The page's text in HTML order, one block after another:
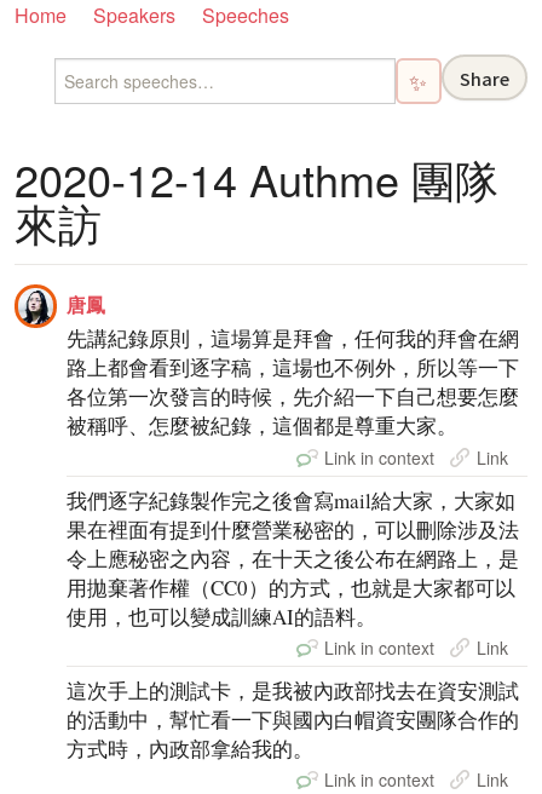
Home Speakers Speeches
✨ Share
2020-12-14 Authme 團隊
來訪
唐鳳
先講紀錄原則，這場算是拜會，任何我的拜會在網
路上都會看到逐字稿，這場也不例外，所以等一下
各位第一次發言的時候，先介紹一下自己想要怎麼
被稱呼、怎麼被紀錄，這個都是尊重大家。
Link in context Link
我們逐字紀錄製作完之後會寫mail給大家，大家如
果在裡面有提到什麼營業秘密的，可以刪除涉及法
令上應秘密之內容，在十天之後公布在網路上，是
用拋棄著作權（CC0）的方式，也就是大家都可以
使用，也可以變成訓練AI的語料。
Link in context Link
這次手上的測試卡，是我被內政部找去在資安測試
的活動中，幫忙看一下與國內白帽資安團隊合作的
方式時，內政部拿給我的。
Link in context Link